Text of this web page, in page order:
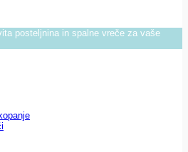
posteljnina in spalne vreče za vaše